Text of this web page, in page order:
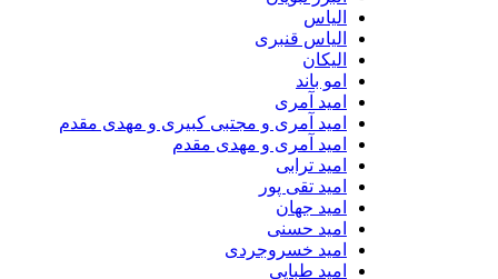
الیاس
الیاس قنبرى
الیکان
امو باند
امید آمری
امید آمری و مجتبی کبیری و مهدى مقدم
امید آمری و مهدی مقدم
امید ترابی
امید تقی پور
امید جهان
امید حسنی
امید خسروجردی
امید طبایی